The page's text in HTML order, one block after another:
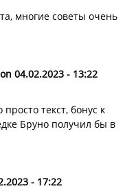
многие советы очень
04.02.2023 - 13:22
текст, бонус к
Бруно получил бы в
- 17:22